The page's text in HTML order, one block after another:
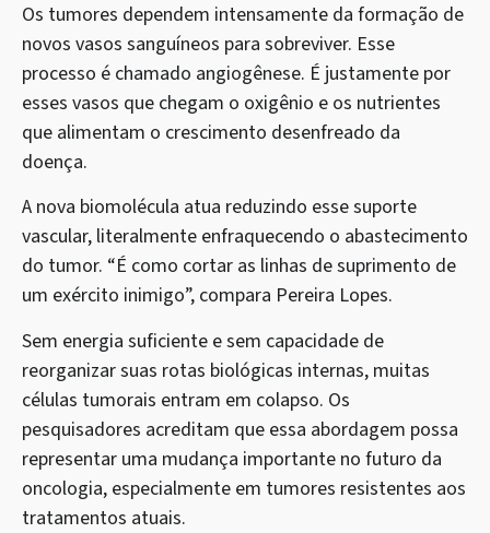
Os tumores dependem intensamente da formação de
novos vasos sanguíneos para sobreviver. Esse
processo é chamado angiogênese. É justamente por
esses vasos que chegam o oxigênio e os nutrientes
que alimentam o crescimento desenfreado da
doença.
A nova biomolécula atua reduzindo esse suporte
vascular, literalmente enfraquecendo o abastecimento
do tumor. “É como cortar as linhas de suprimento de
um exército inimigo”, compara Pereira Lopes.
Sem energia suficiente e sem capacidade de
reorganizar suas rotas biológicas internas, muitas
células tumorais entram em colapso. Os
pesquisadores acreditam que essa abordagem possa
representar uma mudança importante no futuro da
oncologia, especialmente em tumores resistentes aos
tratamentos atuais.